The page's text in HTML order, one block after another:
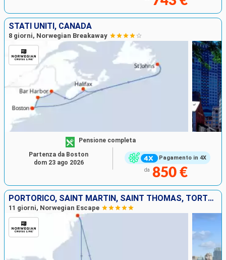
STATI UNITI, CANADA
8 giorni, Norwegian Breakaway
Pagamento in 4X
Pensione completa
da 850 €
Partenza da Boston
dom 23 ago 2026
PORTORICO, SAINT MARTIN, SAINT THOMAS, TORTOLA, REPUBBLICA DOMINICANA, STATI UNITI
11 giorni, Norwegian Escape